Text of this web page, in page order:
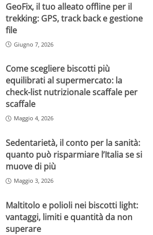
GeoFix, il tuo alleato offline per il
trekking: GPS, track back e gestione
file
Giugno 7, 2026
Come scegliere biscotti più
equilibrati al supermercato: la
check-list nutrizionale scaffale per
scaffale
Maggio 4, 2026
Sedentarietà, il conto per la sanità:
quanto può risparmiare l’Italia se si
muove di più
Maggio 3, 2026
Maltitolo e polioli nei biscotti light:
vantaggi, limiti e quantità da non
superare